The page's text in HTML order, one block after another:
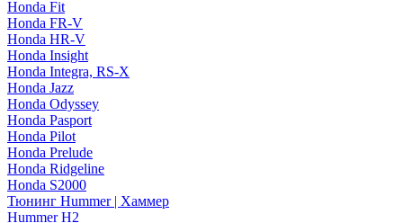
Honda Fit
Honda FR-V
Honda HR-V
Honda Insight
Honda Integra, RS-X
Honda Jazz
Honda Odyssey
Honda Pasport
Honda Pilot
Honda Prelude
Honda Ridgeline
Honda S2000
Тюнинг Hummer | Хаммер
Hummer H2